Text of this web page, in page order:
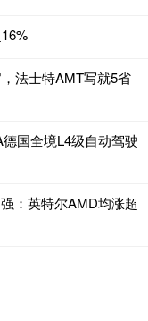
法士特AMT写就5省
国全境L4级自动驾驶
：英特尔AMD均涨超